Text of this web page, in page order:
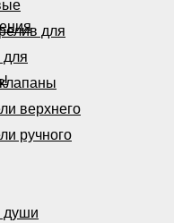
для
верхнего
ручного
души